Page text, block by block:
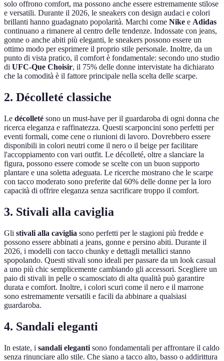
solo offrono comfort, ma possono anche essere estremamente stilose
e versatili. Durante il 2026, le sneakers con design audaci e colori
brillanti hanno guadagnato popolarità. Marchi come Nike e Adidas
continuano a rimanere al centro delle tendenze. Indossate con jeans,
gonne o anche abiti più eleganti, le sneakers possono essere un
ottimo modo per esprimere il proprio stile personale. Inoltre, da un
punto di vista pratico, il comfort è fondamentale: secondo uno studio
di UFC-Que Choisir, il 75% delle donne intervistate ha dichiarato
che la comodità è il fattore principale nella scelta delle scarpe.
2. Décolleté classiche
Le décolleté sono un must-have per il guardaroba di ogni donna che
ricerca eleganza e raffinatezza. Questi scarponcini sono perfetti per
eventi formali, come cene o riunioni di lavoro. Dovrebbero essere
disponibili in colori neutri come il nero o il beige per facilitare
l'accoppiamento con vari outfit. Le décolleté, oltre a slanciare la
figura, possono essere comode se scelte con un buon supporto
plantare e una soletta adeguata. Le ricerche mostrano che le scarpe
con tacco moderato sono preferite dal 60% delle donne per la loro
capacità di offrire eleganza senza sacrificare troppo il comfort.
3. Stivali alla caviglia
Gli stivali alla caviglia sono perfetti per le stagioni più fredde e
possono essere abbinati a jeans, gonne e persino abiti. Durante il
2026, i modelli con tacco chunky e dettagli metallici stanno
spopolando. Questi stivali sono ideali per passare da un look casual
a uno più chic semplicemente cambiando gli accessori. Scegliere un
paio di stivali in pelle o scamosciato di alta qualità può garantire
durata e comfort. Inoltre, i colori scuri come il nero e il marrone
sono estremamente versatili e facili da abbinare a qualsiasi
guardaroba.
4. Sandali eleganti
In estate, i sandali eleganti sono fondamentali per affrontare il caldo
senza rinunciare allo stile. Che siano a tacco alto, basso o addirittura